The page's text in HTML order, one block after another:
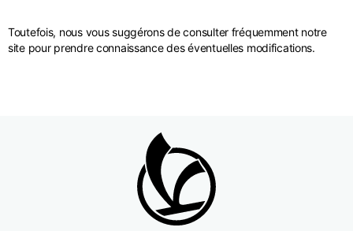
Toutefois, nous vous suggérons de consulter fréquemment notre
site pour prendre connaissance des éventuelles modifications.